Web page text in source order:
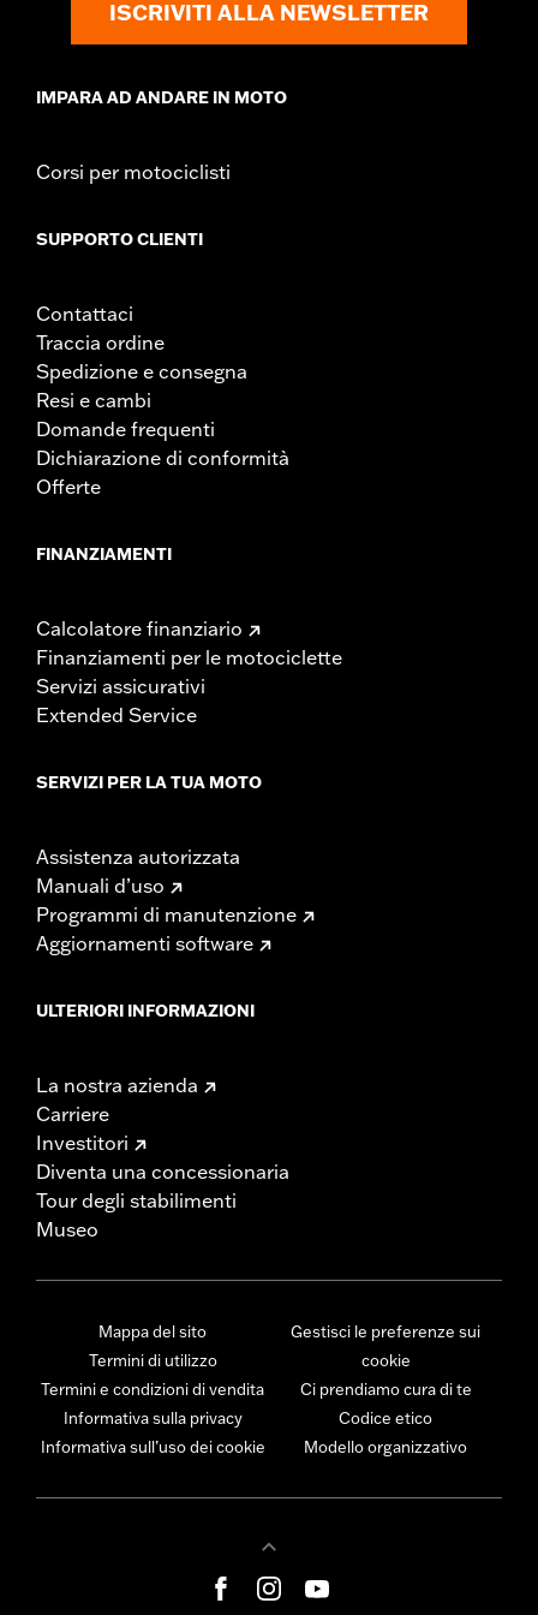
ISCRIVITI ALLA NEWSLETTER
IMPARA AD ANDARE IN MOTO
Corsi per motociclisti
SUPPORTO CLIENTI
Contattaci
Traccia ordine
Spedizione e consegna
Resi e cambi
Domande frequenti
Dichiarazione di conformità
Offerte
FINANZIAMENTI
Calcolatore finanziario
Finanziamenti per le motociclette
Servizi assicurativi
Extended Service
SERVIZI PER LA TUA MOTO
Assistenza autorizzata
Manuali d’uso
Programmi di manutenzione
Aggiornamenti software
ULTERIORI INFORMAZIONI
La nostra azienda
Carriere
Investitori
Diventa una concessionaria
Tour degli stabilimenti
Museo
Mappa del sito
Termini di utilizzo
Termini e condizioni di vendita
Informativa sulla privacy
Informativa sull’uso dei cookie
Gestisci le preferenze sui
cookie
Ci prendiamo cura di te
Codice etico
Modello organizzativo